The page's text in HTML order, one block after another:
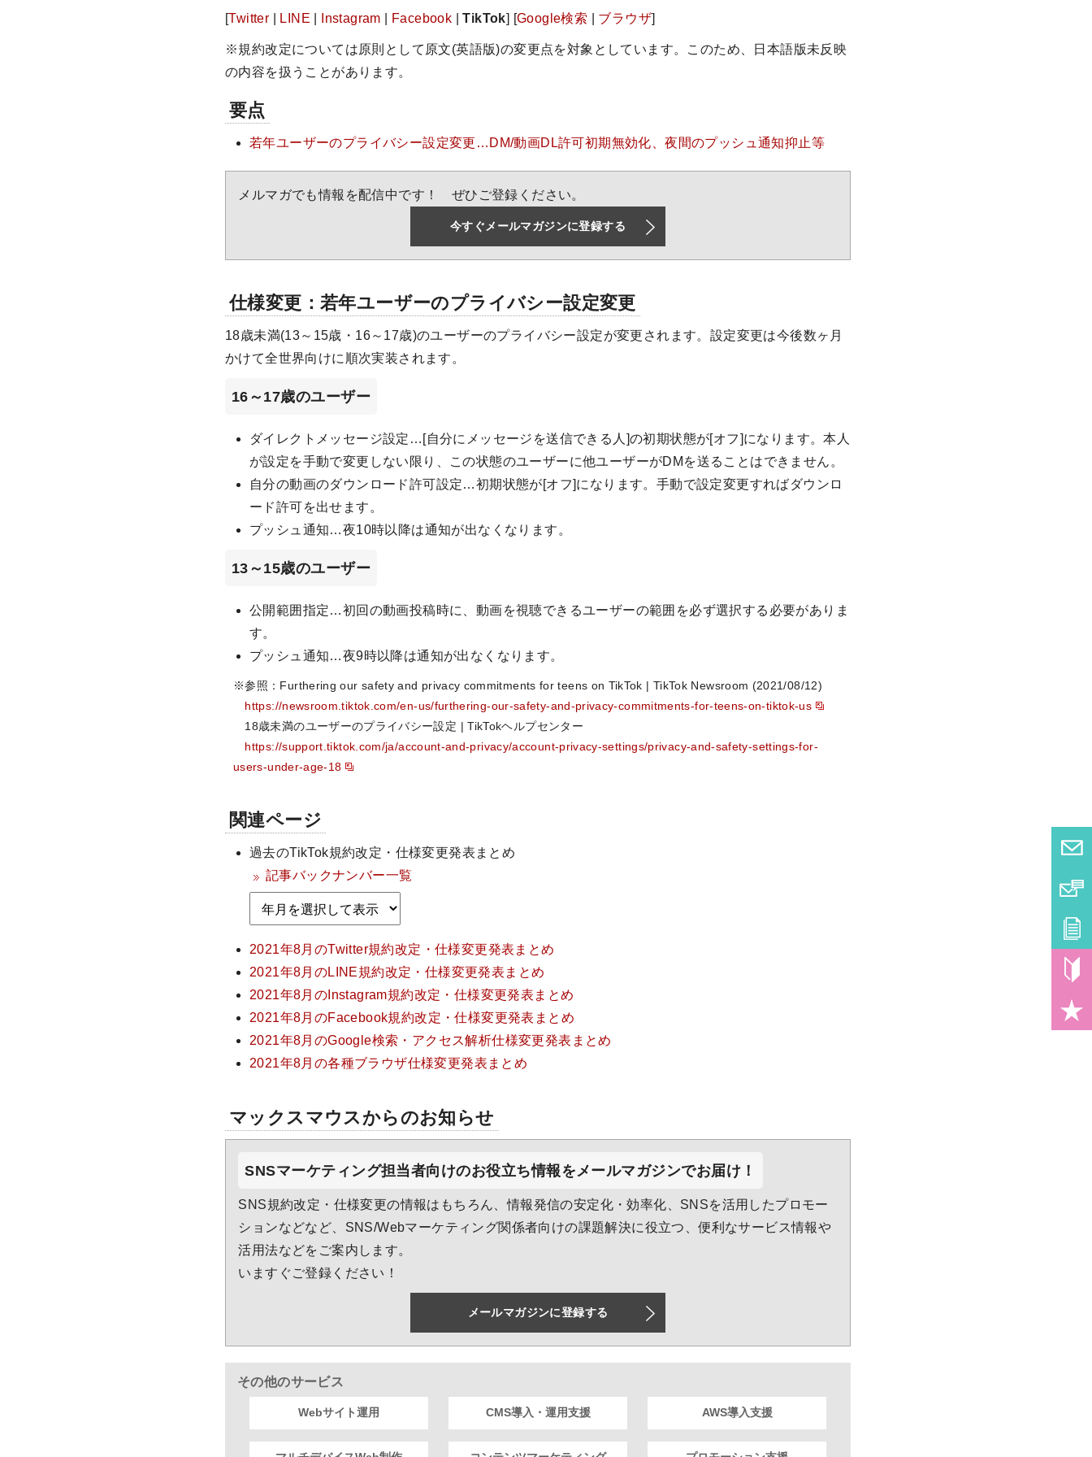
[Twitter LINE Instagram Facebook |TikTok] [Google検索 ブラウザ]
※規約改定については原則として原文(英語版)の変更点を対象としています。このため、日本語版未反映
の内容を扱うことがあります。
要点
若年ユーザーのプライバシー設定変更…DM/動画DL許可初期無効化、夜間のプッシュ通知抑止等
メルマガでも情報を配信中です！ ぜひご登録ください。
今すぐメールマガジンに登録する
仕様変更：若年ユーザーのプライバシー設定変更
18歳未満(13～15歳・16～17歳)のユーザーのプライバシー設定が変更されます。設定変更は今後数ヶ月
かけて全世界向けに順次実装されます。
16～17歳のユーザー
ダイレクトメッセージ設定…[自分にメッセージを送信できる人]の初期状態が[オフ]になります。本人
が設定を手動で変更しない限り、この状態のユーザーに他ユーザーがDMを送ることはできません。
自分の動画のダウンロード許可設定…初期状態が[オフ]になります。手動で設定変更すればダウンロ
ード許可を出せます。
プッシュ通知…夜10時以降は通知が出なくなります。
13～15歳のユーザー
公開範囲指定…初回の動画投稿時に、動画を視聴できるユーザーの範囲を必ず選択する必要がありま
す。
プッシュ通知…夜9時以降は通知が出なくなります。
※参照：Furthering our safety and privacy commitments for teens on TikTok | TikTok Newsroom (2021/08/12)
https://newsroom.tiktok.com/en-us/furthering-our-safety-and-privacy-commitments-for-teens-on-tiktok-us
18歳未満のユーザーのプライバシー設定 | TikTokヘルプセンター
https://support.tiktok.com/ja/account-and-privacy/account-privacy-settings/privacy-and-safety-settings-for-
users-under-age-18
関連ページ
過去のTikTok規約改定・仕様変更発表まとめ
記事バックナンバー一覧
2021年8月のTwitter規約改定・仕様変更発表まとめ
2021年8月のLINE規約改定・仕様変更発表まとめ
2021年8月のInstagram規約改定・仕様変更発表まとめ
2021年8月のFacebook規約改定・仕様変更発表まとめ
2021年8月のGoogle検索・アクセス解析仕様変更発表まとめ
2021年8月の各種ブラウザ仕様変更発表まとめ
マックスマウスからのお知らせ
SNSマーケティング担当者向けのお役立ち情報をメールマガジンでお届け！
SNS規約改定・仕様変更の情報はもちろん、情報発信の安定化・効率化、SNSを活用したプロモー
ションなどなど、SNS/Webマーケティング関係者向けの課題解決に役立つ、便利なサービス情報や
活用法などをご案内します。
いますぐご登録ください！
メールマガジンに登録する
その他のサービス
Webサイト運用 CMS導入・運用支援 AWS導入支援